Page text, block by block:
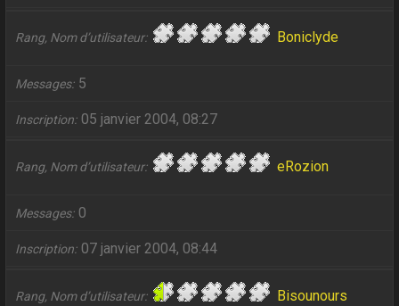
Rang, Nom d’utilisateur Boniclyde
Messages 5
Inscription 05 janvier 2004, 08:27
Rang, Nom d’utilisateur eRozion
Messages 0
Inscription 07 janvier 2004, 08:44
Rang, Nom d’utilisateur Bisounours